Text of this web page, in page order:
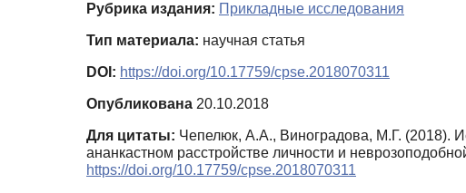
Рубрика издания: Прикладные исследования
Тип материала: научная статья
DOI: https://doi.org/10.17759/cpse.2018070311
Опубликована 20.10.2018
Для цитаты: Чепелюк, А.А., Виноградова, М.Г. (2018).
ананкастном расстройстве личности и
https://doi.org/10.17759/cpse.2018070311